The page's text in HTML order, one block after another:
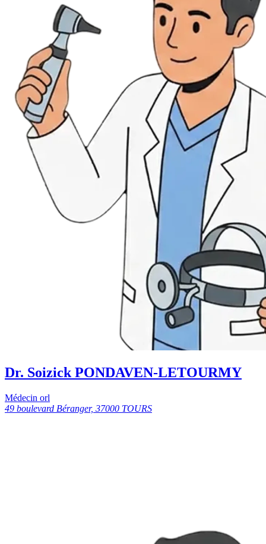
Dr. Soizick PONDAVEN-LETOURMY
Médecin orl
49 boulevard Béranger, 37000 TOURS